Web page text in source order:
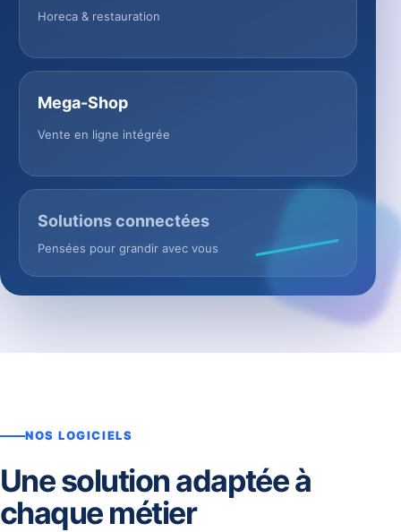
Horeca & restauration
Mega-Shop
Vente en ligne intégrée
Solutions connectées
Pensées pour grandir avec vous
NOS LOGICIELS
Une solution adaptée à
chaque métier